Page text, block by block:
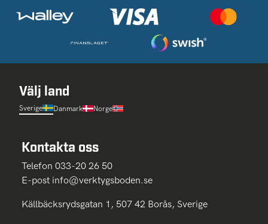
Välj land
Sverige Danmark Norge
Kontakta oss
Telefon 033-20 26 50
E-post info@verktygsboden.se
Källbäcksrydsgatan 1, 507 42 Borås, Sverige